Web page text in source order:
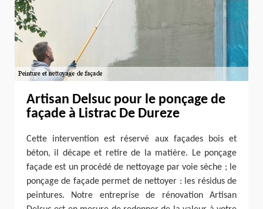
Artisan Delsuc pour le ponçage de
façade à Listrac De Dureze
Cette intervention est réservé aux façades bois et
béton, il décape et retire de la matière. Le ponçage
façade est un procédé de nettoyage par voie sèche ; le
ponçage de façade permet de nettoyer : les résidus de
peintures. Notre entreprise de rénovation Artisan